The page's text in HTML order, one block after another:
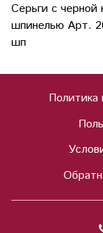
Серьги с черной
шпинелью Арт.
шп